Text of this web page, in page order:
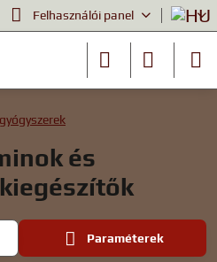
Felhasználói panel
és
Paraméterek